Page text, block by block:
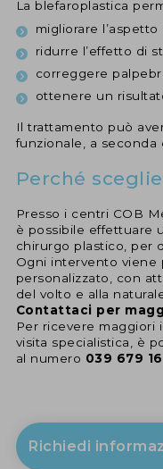
La blefaroplastica
migliorare
ridurre l’effetto di
correggere
ottenere un
Il trattamento può
funzionale, a seconda
Perché
Presso i centri COB
è possibile effettuare
chirurgo plastico, per
Ogni intervento viene
personalizzato, con
del volto e alla
Contattaci per
Per ricevere maggiori
visita specialistica, è
al numero 039 679
Richiedi